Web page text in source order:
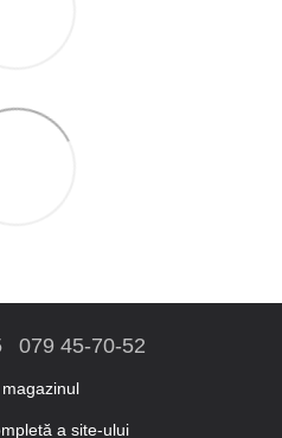
079 45-70-52
a site-ului